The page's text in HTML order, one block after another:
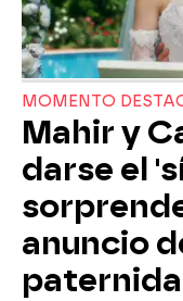
MOMENTO
Mahir y
darse el
anuncio